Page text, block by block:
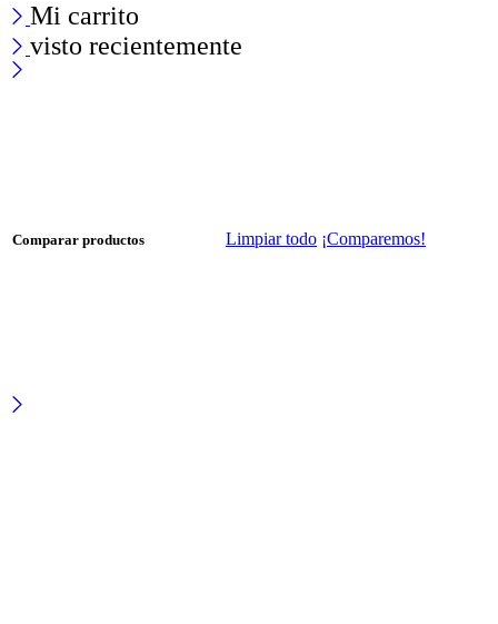
Mi carrito
visto recientemente
Comparar productos Limpiar todo ¡Comparemos!